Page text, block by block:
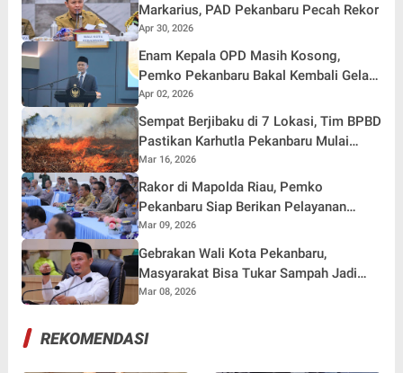
Markarius, PAD Pekanbaru Pecah Rekor
Apr 30, 2026
Enam Kepala OPD Masih Kosong,
Pemko Pekanbaru Bakal Kembali Gelar
Pelantikan
Apr 02, 2026
Sempat Berjibaku di 7 Lokasi, Tim BPBD
Pastikan Karhutla Pekanbaru Mulai
Kondusif
Mar 16, 2026
Rakor di Mapolda Riau, Pemko
Pekanbaru Siap Berikan Pelayanan
Terbaik bagi Pemudik
Mar 09, 2026
Gebrakan Wali Kota Pekanbaru,
Masyarakat Bisa Tukar Sampah Jadi
Uang
Mar 08, 2026
REKOMENDASI